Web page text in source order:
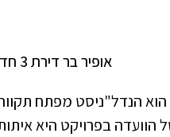
הנדל"ניסט מפתח
הוועדה בפרויקט היא